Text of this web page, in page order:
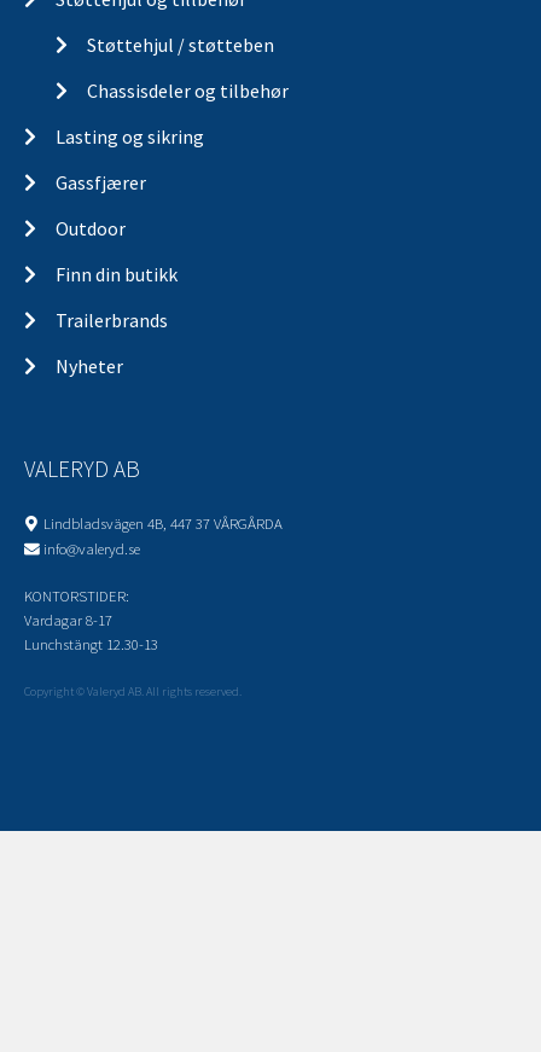
Støttehjul / støtteben
Chassisdeler og tilbehør
Lasting og sikring
Gassfjærer
Outdoor
Finn din butikk
Trailerbrands
Nyheter
VALERYD AB
Lindbladsvägen 4B, 447 37 VÅRGÅRDA
info@valeryd.se
KONTORSTIDER:
Vardagar 8-17
Lunchstängt 12.30-13
Copyright © Valeryd AB. All rights reserved.